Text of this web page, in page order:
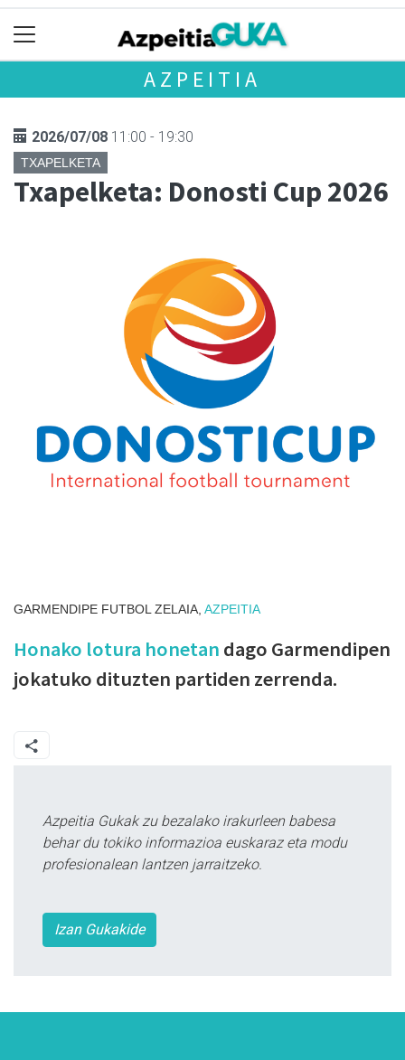
AZPEITIA
2026/07/08 11:00 - 19:30
TXAPELKETA
Txapelketa: Donosti Cup 2026
GARMENDIPE FUTBOL ZELAIA, AZPEITIA
Honako lotura honetan dago Garmendipen
jokatuko dituzten partiden zerrenda.
Azpeitia Gukak zu bezalako irakurleen babesa
behar du tokiko informazioa euskaraz eta modu
profesionalean lantzen jarraitzeko.
Izan Gukakide